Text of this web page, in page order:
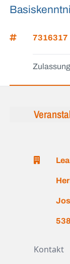
7316317
Kontakt